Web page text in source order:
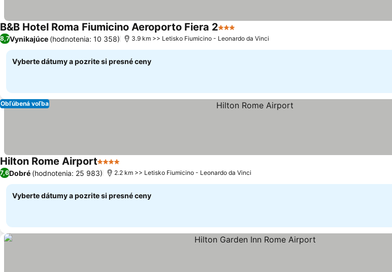
B&B Hotel Roma Fiumicino Aeroporto Fiera 23 Počet hviezdičiek
8,7Vynikajúce (hodnotenia: 10 358) 3.9 km >> Letisko Fiumicino - Leonardo da Vinci
Vyberte dátumy a pozrite si presné ceny
Obľúbená voľba
Hilton Rome Airport4 Počet hviezdičiek
7,6Dobré (hodnotenia: 25 983) 2.2 km >> Letisko Fiumicino - Leonardo da Vinci
Vyberte dátumy a pozrite si presné ceny